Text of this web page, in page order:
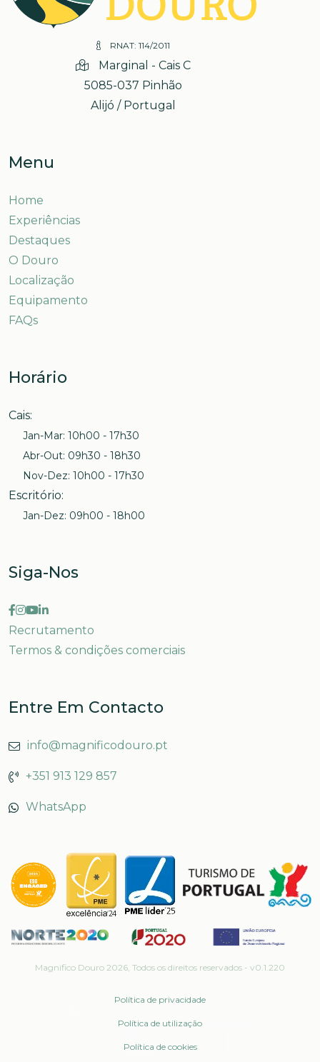
RNAT: 114/2011
Marginal - Cais C
5085-037 Pinhão
Alijó / Portugal
Menu
Home
Experiências
Destaques
O Douro
Localização
Equipamento
FAQs
Horário
Cais:
Jan-Mar: 10h00 - 17h30
Abr-Out: 09h30 - 18h30
Nov-Dez: 10h00 - 17h30
Escritório:
Jan-Dez: 09h00 - 18h00
Siga-Nos
Recrutamento
Termos & condições comerciais
Entre Em Contacto
info@magnificodouro.pt
+351 913 129 857
WhatsApp
Magnifico Douro 2026 , Todos os direitos reservados - v0.1.220
Política de privacidade
Política de utilização
Política de cookies